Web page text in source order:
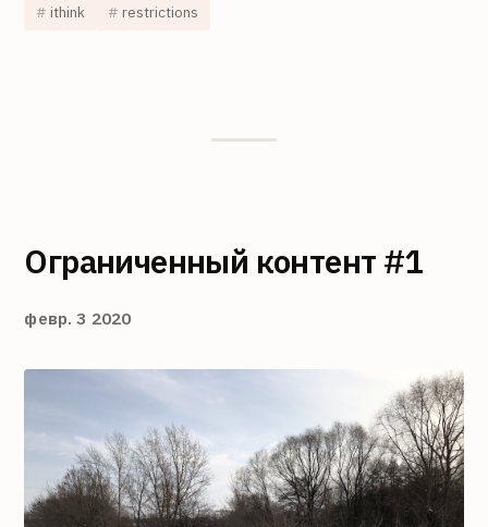
ithink restrictions
Ограниченный контент #1
февр. 3 2020